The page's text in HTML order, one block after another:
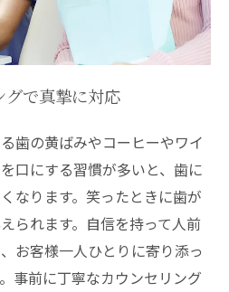
グで真摯に対応
歯の黄ばみやコーヒーやワイ
口にする習慣が多いと、歯に
なります。笑ったときに歯が
られます。自信を持って人前
お客様一人ひとりに寄り添っ
事前に丁寧なカウンセリング